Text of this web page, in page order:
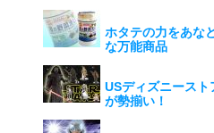
ホタテの力をあな
な万能商品
USディズニース
が勢揃い！